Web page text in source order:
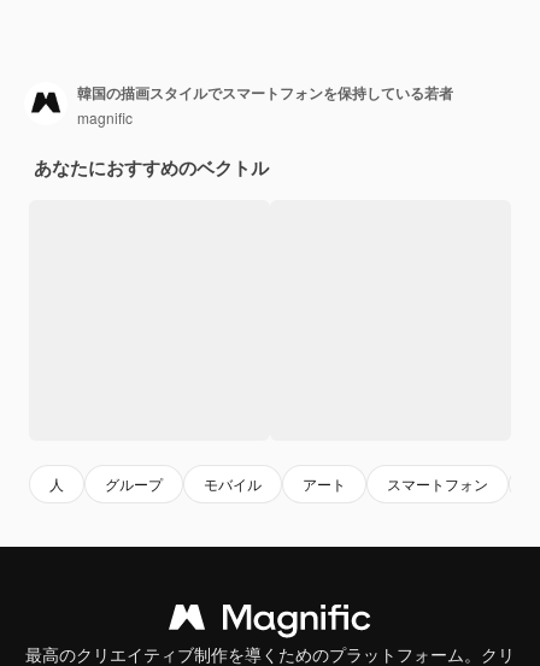
韓国の描画スタイルでスマートフォンを保持している若者
magnific
あなたにおすすめのベクトル
人 グループ モバイル アート スマートフォン
最高のクリエイティブ制作を導くためのプラットフォーム。クリ